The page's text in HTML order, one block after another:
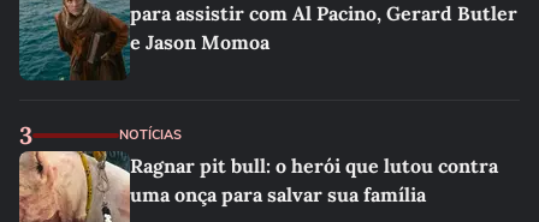
para assistir com Al Pacino, Gerard Butler
e Jason Momoa
3 NOTÍCIAS
Ragnar pit bull: o herói que lutou contra
uma onça para salvar sua família